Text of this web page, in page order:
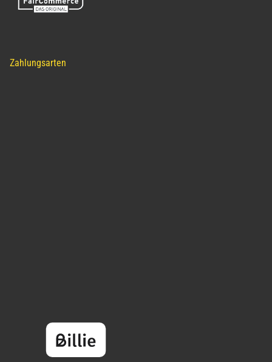
Zahlungsarten